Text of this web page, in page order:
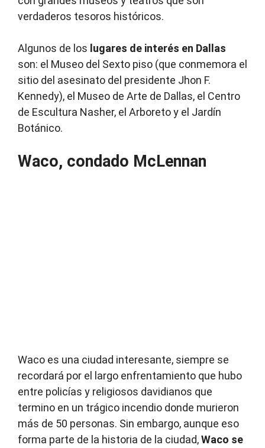
verdaderos tesoros históricos.
Algunos de los lugares de interés en Dallas
son: el Museo del Sexto piso (que conmemora el
sitio del asesinato del presidente Jhon F.
Kennedy), el Museo de Arte de Dallas, el Centro
de Escultura Nasher, el Arboreto y el Jardín
Botánico.
Waco, condado McLennan
Waco es una ciudad interesante, siempre se
recordará por el largo enfrentamiento que hubo
entre policías y religiosos davidianos que
termino en un trágico incendio donde murieron
más de 50 personas. Sin embargo, aunque eso
forma parte de la historia de la ciudad,Waco se